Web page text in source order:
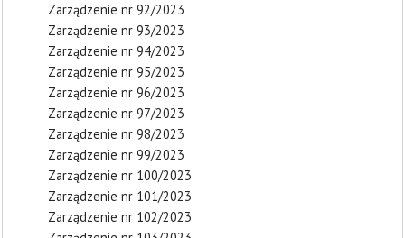
Zarządzenie nr 92/2023
Zarządzenie nr 93/2023
Zarządzenie nr 94/2023
Zarządzenie nr 95/2023
Zarządzenie nr 96/2023
Zarządzenie nr 97/2023
Zarządzenie nr 98/2023
Zarządzenie nr 99/2023
Zarządzenie nr 100/2023
Zarządzenie nr 101/2023
Zarządzenie nr 102/2023